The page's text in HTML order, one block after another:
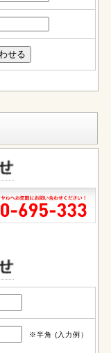
※半角 (入力例）